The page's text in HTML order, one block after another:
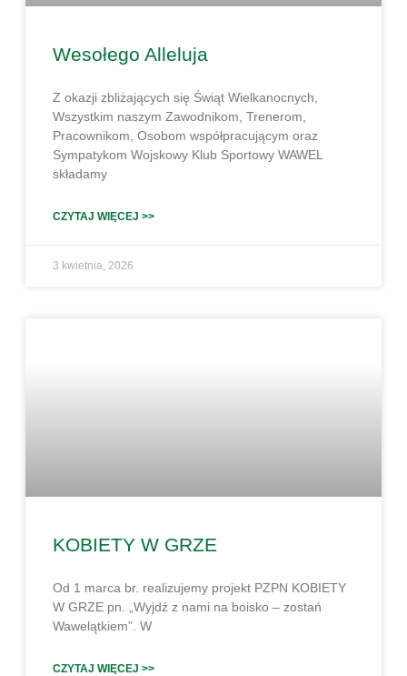
Wesołego Alleluja
Z okazji zbliżających się Świąt Wielkanocnych,
Wszystkim naszym Zawodnikom, Trenerom,
Pracownikom, Osobom współpracującym oraz
Sympatykom Wojskowy Klub Sportowy WAWEL
składamy
CZYTAJ WIĘCEJ >>
3 kwietnia, 2026
KOBIETY W GRZE
Od 1 marca br. realizujemy projekt PZPN KOBIETY
W GRZE pn. „Wyjdź z nami na boisko – zostań
Wawelątkiem”. W
CZYTAJ WIĘCEJ >>